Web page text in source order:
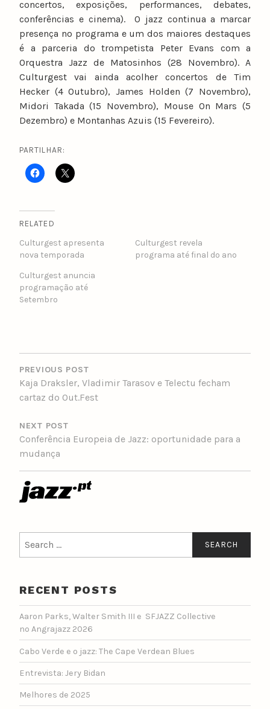
concertos, exposições, performances, debates,
conferências e cinema). O jazz continua a marcar
presença no programa e um dos maiores destaques
é a parceria do trompetista Peter Evans com a
Orquestra Jazz de Matosinhos (28 Novembro). A
Culturgest vai ainda acolher concertos de Tim
Hecker (4 Outubro), James Holden (7 Novembro),
Midori Takada (15 Novembro), Mouse On Mars (5
Dezembro) e Montanhas Azuis (15 Fevereiro).
PARTILHAR:
RELATED
Culturgest apresenta
nova temporada
Culturgest revela
programa até final do ano
Culturgest anuncia
programação até
Setembro
POST
NAVIGATION
PREVIOUS POST
Kaja Draksler, Vladimir Tarasov e Telectu fecham
cartaz do Out.Fest
NEXT POST
Conferência Europeia de Jazz: oportunidade para a
mudança
for:
RECENT POSTS
Aaron Parks, Walter Smith III e SFJAZZ Collective
no Angrajazz 2026
Cabo Verde e o jazz: The Cape Verdean Blues
Entrevista: Jery Bidan
Melhores de 2025